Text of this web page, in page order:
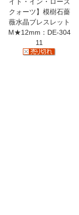
イト・イン・ローズ
クォーツ】模樹石薔
薇水晶ブレスレット
M★12mm：DE-304
11